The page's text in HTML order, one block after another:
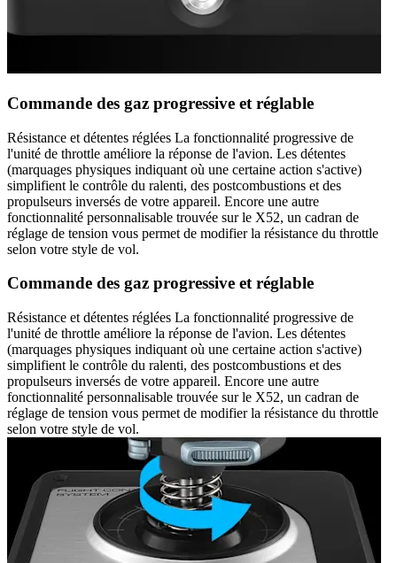
Commande des gaz progressive et réglable
Résistance et détentes réglées La fonctionnalité progressive de
l'unité de throttle améliore la réponse de l'avion. Les détentes
(marquages physiques indiquant où une certaine action s'active)
simplifient le contrôle du ralenti, des postcombustions et des
propulseurs inversés de votre appareil. Encore une autre
fonctionnalité personnalisable trouvée sur le X52, un cadran de
réglage de tension vous permet de modifier la résistance du throttle
selon votre style de vol.
Commande des gaz progressive et réglable
Résistance et détentes réglées La fonctionnalité progressive de
l'unité de throttle améliore la réponse de l'avion. Les détentes
(marquages physiques indiquant où une certaine action s'active)
simplifient le contrôle du ralenti, des postcombustions et des
propulseurs inversés de votre appareil. Encore une autre
fonctionnalité personnalisable trouvée sur le X52, un cadran de
réglage de tension vous permet de modifier la résistance du throttle
selon votre style de vol.